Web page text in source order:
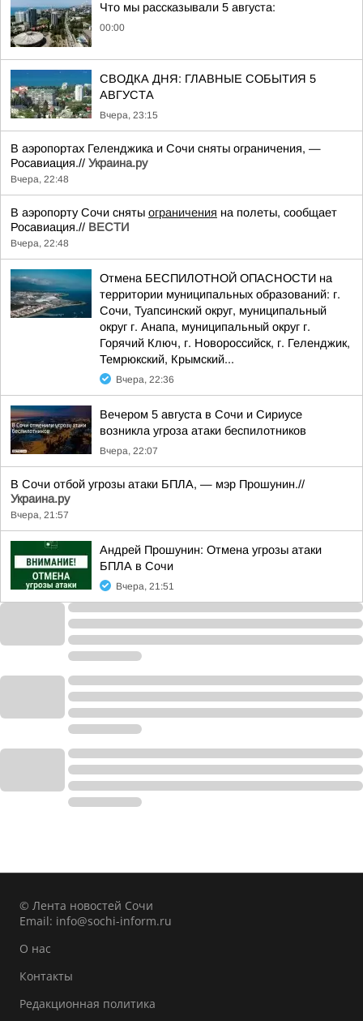
Что мы рассказывали 5 августа:
00:00
СВОДКА ДНЯ: ГЛАВНЫЕ СОБЫТИЯ 5
АВГУСТА
Вчера, 23:15
В аэропортах Геленджика и Сочи сняты ограничения, —
Росавиация.// Украина.ру
Вчера, 22:48
В аэропорту Сочи сняты ограничения на полеты, сообщает
Росавиация.// ВЕСТИ
Вчера, 22:48
Отмена БЕСПИЛОТНОЙ ОПАСНОСТИ на
территории муниципальных образований: г.
Сочи, Туапсинский округ, муниципальный
округ г. Анапа, муниципальный округ г.
Горячий Ключ, г. Новороссийск, г. Геленджик,
Темрюкский, Крымский...
Вчера, 22:36
Вечером 5 августа в Сочи и Сириусе
возникла угроза атаки беспилотников
Вчера, 22:07
В Сочи отбой угрозы атаки БПЛА, — мэр Прошунин.//
Украина.ру
Вчера, 21:57
Андрей Прошунин: Отмена угрозы атаки
БПЛА в Сочи
Вчера, 21:51
© Лента новостей Сочи
Email: info@sochi-inform.ru
О нас
Контакты
Редакционная политика